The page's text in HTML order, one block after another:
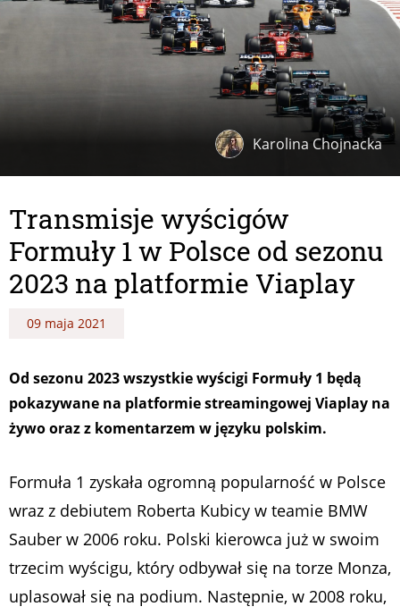
Karolina Chojnacka
Transmisje wyścigów
Formuły 1 w Polsce od sezonu
2023 na platformie Viaplay
09 maja 2021
Od sezonu 2023 wszystkie wyścigi Formuły 1 będą
pokazywane na platformie streamingowej Viaplay na
żywo oraz z komentarzem w języku polskim.
Formuła 1 zyskała ogromną popularność w Polsce
wraz z debiutem Roberta Kubicy w teamie BMW
Sauber w 2006 roku. Polski kierowca już w swoim
trzecim wyścigu, który odbywał się na torze Monza,
uplasował się na podium. Następnie, w 2008 roku,